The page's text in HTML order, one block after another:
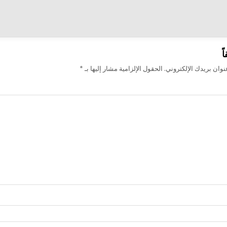
بريدك الإلكتروني. الحقول الإلزامية مشار إليها بـ *